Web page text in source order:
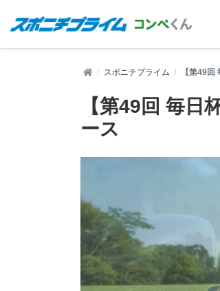
スポニチプライム 【第49
【第49回 毎
ース